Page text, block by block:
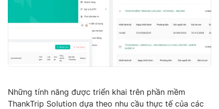
Những tính năng được triển khai trên phần mềm
ThankTrip Solution dựa theo nhu cầu thực tế của các